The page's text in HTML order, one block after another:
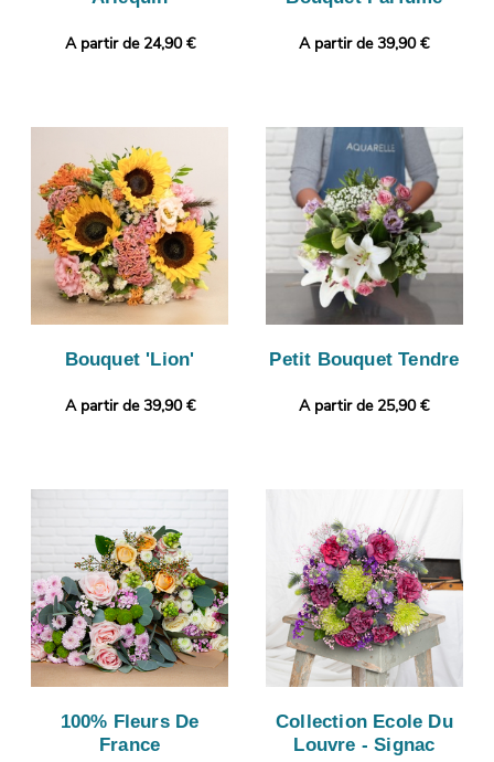
A partir de 24,90 € A partir de 39,90 €
Bouquet 'Lion'
A partir de 39,90 €
Petit Bouquet Tendre
A partir de 25,90 €
100% Fleurs De
France
Collection Ecole Du
Louvre - Signac